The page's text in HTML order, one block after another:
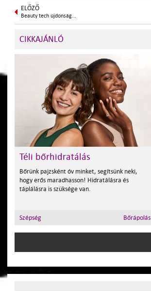
ELŐZŐ
Beauty tech újdonság...
CIKKAJÁNLÓ
Téli bőrhidratálás
Bőrünk pajzsként óv minket, segítsünk neki,
hogy erős maradhasson! Hidratálásra és
táplálásra is szüksége van.
Szépség Bőrápolás